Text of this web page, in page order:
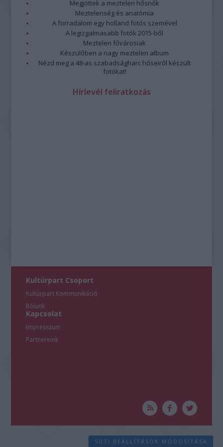
Megjöttek a meztelen hősnők
Meztelenség és anatómia
A forradalom egy holland fotós szemével
A legizgalmasabb fotók 2015-ből
Meztelen fővárosiak
Készülőben a nagy meztelen album
Nézd meg a 48-as szabadságharc hőseiről készült
fotókat!
Hírlevél feliratkozás
Kultúrpart Csoport
Kultúrpart Kommunikáció
Rólunk
Kapcsolat
Impresszum
Partnereink
SÜTI BEÁLLÍTÁSOK MÓDOSÍTÁSA